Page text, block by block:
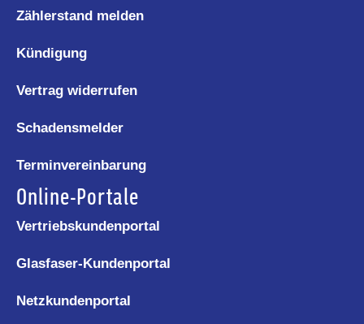
Zählerstand melden
Kündigung
Vertrag widerrufen
Schadensmelder
Terminvereinbarung
Online-Portale
Vertriebskundenportal
Glasfaser-Kundenportal
Netzkundenportal